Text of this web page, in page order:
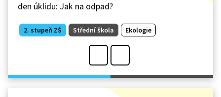
den úklidu: Jak na odpad?
2. stupeň ZŠ Střední škola Ekologie